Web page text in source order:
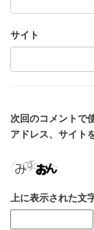
サイト
次回のコメントで
アドレス、サイト
上に表示された文